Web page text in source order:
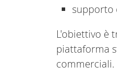
supporto
L'obiettivo è
piattaforma
commerciali.